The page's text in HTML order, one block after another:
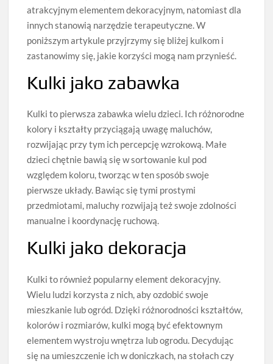
atrakcyjnym elementem dekoracyjnym, natomiast dla
innych stanowią narzędzie terapeutyczne. W
poniższym artykule przyjrzymy się bliżej kulkom i
zastanowimy się, jakie korzyści mogą nam przynieść.
Kulki jako zabawka
Kulki to pierwsza zabawka wielu dzieci. Ich różnorodne
kolory i kształty przyciągają uwagę maluchów,
rozwijając przy tym ich percepcję wzrokową. Małe
dzieci chętnie bawią się w sortowanie kul pod
względem koloru, tworząc w ten sposób swoje
pierwsze układy. Bawiąc się tymi prostymi
przedmiotami, maluchy rozwijają też swoje zdolności
manualne i koordynację ruchową.
Kulki jako dekoracja
Kulki to również popularny element dekoracyjny.
Wielu ludzi korzysta z nich, aby ozdobić swoje
mieszkanie lub ogród. Dzięki różnorodności kształtów,
kolorów i rozmiarów, kulki mogą być efektownym
elementem wystroju wnętrza lub ogrodu. Decydując
się na umieszczenie ich w doniczkach, na stołach czy